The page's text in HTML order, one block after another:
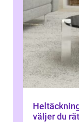
väljer du